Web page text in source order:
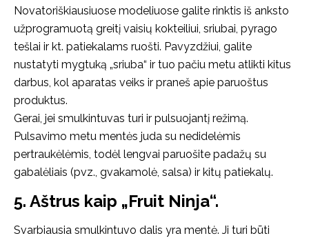
Novatoriškiausiuose modeliuose galite rinktis iš anksto
užprogramuotą greitį vaisių kokteiliui, sriubai, pyrago
tešlai ir kt. patiekalams ruošti. Pavyzdžiui, galite
nustatyti mygtuką „sriuba“ ir tuo pačiu metu atlikti kitus
darbus, kol aparatas veiks ir praneš apie paruoštus
produktus.
Gerai, jei smulkintuvas turi ir pulsuojantį režimą.
Pulsavimo metu mentės juda su nedidelėmis
pertraukėlėmis, todėl lengvai paruošite padažų su
gabalėliais (pvz., gvakamolė, salsa) ir kitų patiekalų.
5. Aštrus kaip „Fruit Ninja“.
Svarbiausia smulkintuvo dalis yra mentė. Ji turi būti